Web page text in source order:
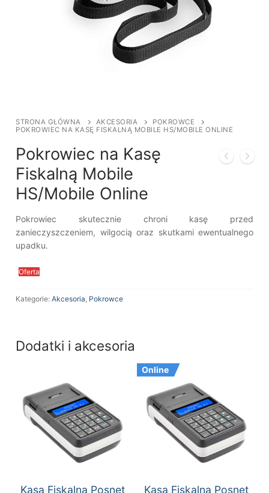
STRONA GŁÓWNA AKCESORIA
POKROWCE
POKROWIEC NA KASĘ FISKALNĄ MOBILE HS/MOBILE ONLINE
Pokrowiec na Kasę
Fiskalną Mobile
HS/Mobile Online
Pokrowiec skutecznie chroni kasę przed
zanieczyszczeniem, wilgocią oraz skutkami ewentualnego
upadku.
Oferta
Kategorie: Akcesoria, Pokrowce
Dodatki i akcesoria
Kasa Fiskalna Posnet
Online
Kasa Fiskalna Posnet